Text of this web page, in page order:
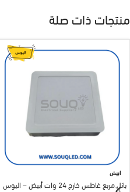
منتجات ذات صلة
ابيض
بانل مربع غاطس خارج 24 وات أبيض – اليوس